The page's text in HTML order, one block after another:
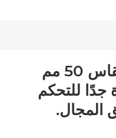
Toggle
عدسة أساسية مقاس 50 مم
جدًا للتحكم
المجال.